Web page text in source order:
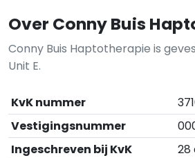
Over Conny Buis
Conny Buis Haptotherapie is
Unit E.
KvK nummer
Vestigingsnummer
Ingeschreven bij KvK
28